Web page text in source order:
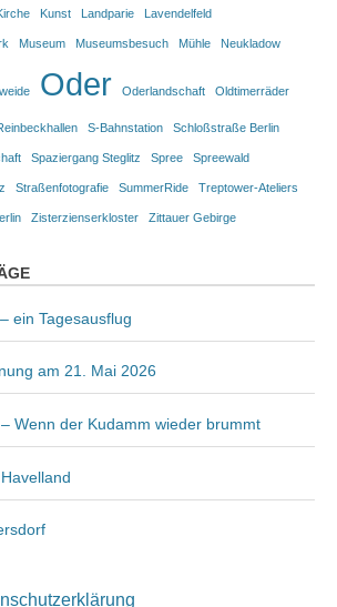
Kunst Landparie Lavendelfeld
Museum Museumsbesuch Mühle Neukladow
Oder Oderlandschaft Oldtimerräder
S-Bahnstation Schloßstraße Berlin
Spaziergang Steglitz Spree Spreewald
Straßenfotografie SummerRide Treptower-Ateliers
Zisterzienserkloster Zittauer Gebirge
ein Tagesausflug
am 21. Mai 2026
Wenn der Kudamm wieder brummt